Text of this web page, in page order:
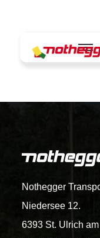
Nothegger
Niedersee 12.
6393 St. Ulrich